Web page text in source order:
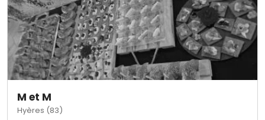
M et M
Hyères (83)